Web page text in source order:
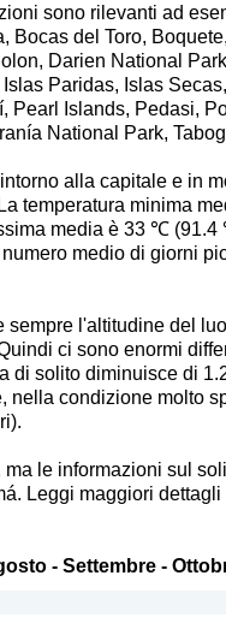
sono rilevanti ad
del Toro,
Darien National
Paridas, Islas
Islands, Pedasi,
National Park,
alla capitale e in
temperatura minima
media è 33 ℃
medio di giorni
l'altitudine del
ci sono enormi
di solito diminuisce di
condizione molto
le informazioni sul
Leggi maggiori
- Settembre-